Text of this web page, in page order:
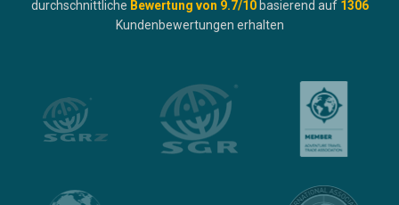
durchschnittliche Bewertung von 9.7/10 basierend auf 1306
Kundenbewertungen erhalten